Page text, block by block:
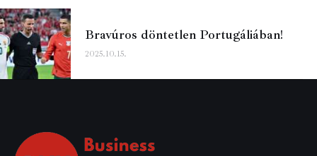
Bravúros döntetlen Portugáliában!
2025.10.15.